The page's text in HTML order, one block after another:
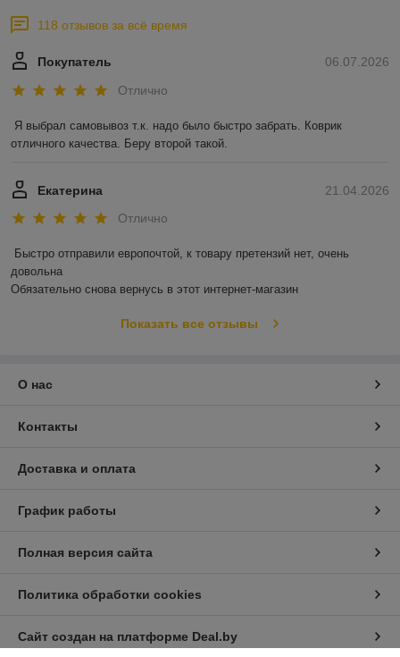
118 отзывов за всё время
06.07.2026
Покупатель
Отлично
Я выбрал самовывоз т.к. надо было быстро забрать. Коврик
отличного качества. Беру второй такой.
21.04.2026
Екатерина
Отлично
Быстро отправили европочтой, к товару претензий нет, очень
довольна
Обязательно снова вернусь в этот интернет-магазин
Показать все отзывы
О нас
Контакты
Доставка и оплата
График работы
Полная версия сайта
Политика обработки cookies
Сайт создан на платформе Deal.by